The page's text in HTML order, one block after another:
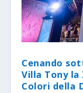
Cenando
Villa Tony la
Colori della